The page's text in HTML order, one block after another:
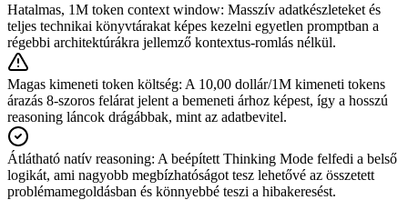
Hatalmas, 1M token context window: Masszív adatkészleteket és
teljes technikai könyvtárakat képes kezelni egyetlen promptban a
régebbi architektúrákra jellemző kontextus-romlás nélkül.
Magas kimeneti token költség: A 10,00 dollár/1M kimeneti tokens
árazás 8-szoros felárat jelent a bemeneti árhoz képest, így a hosszú
reasoning láncok drágábbak, mint az adatbevitel.
Átlátható natív reasoning: A beépített Thinking Mode felfedi a belső
logikát, ami nagyobb megbízhatóságot tesz lehetővé az összetett
problémamegoldásban és könnyebbé teszi a hibakeresést.